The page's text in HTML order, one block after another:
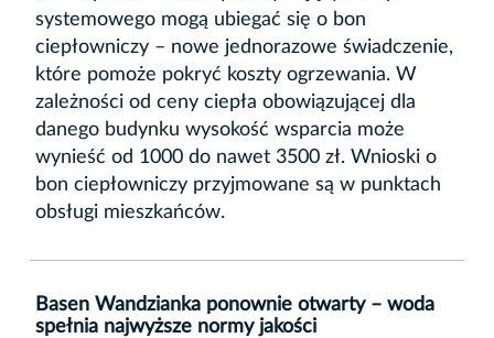
systemowego mogą ubiegać się o bon
ciepłowniczy – nowe jednorazowe świadczenie,
które pomoże pokryć koszty ogrzewania. W
zależności od ceny ciepła obowiązującej dla
danego budynku wysokość wsparcia może
wynieść od 1000 do nawet 3500 zł. Wnioski o
bon ciepłowniczy przyjmowane są w punktach
obsługi mieszkańców.
Basen Wandzianka ponownie otwarty – woda
spełnia najwyższe normy jakości